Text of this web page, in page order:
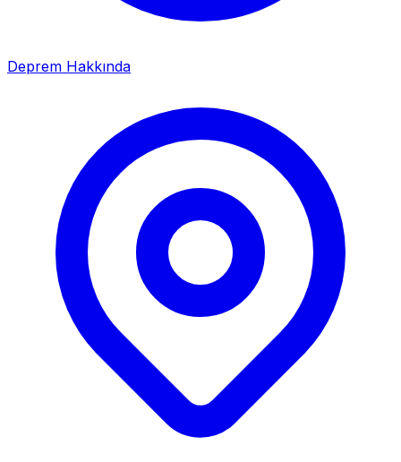
Deprem Hakkında